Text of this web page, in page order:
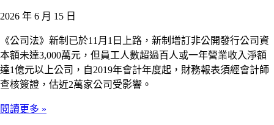
2026 年 6 月 15 日
《公司法》新制已於11月1日上路，新制增訂非公開發行公司資
本額未達3,000萬元，但員工人數超過百人或一年營業收入淨額
達1億元以上公司，自2019年會計年度起，財務報表須經會計師
查核簽證，估近2萬家公司受影響。
閱讀更多 »